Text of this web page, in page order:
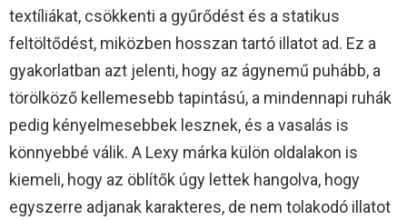
textíliákat, csökkenti a gyűrődést és a statikus
feltöltődést, miközben hosszan tartó illatot ad. Ez a
gyakorlatban azt jelenti, hogy az ágynemű puhább, a
törölköző kellemesebb tapintású, a mindennapi ruhák
pedig kényelmesebbek lesznek, és a vasalás is
könnyebbé válik. A Lexy márka külön oldalakon is
kiemeli, hogy az öblítők úgy lettek hangolva, hogy
egyszerre adjanak karakteres, de nem tolakodó illatot